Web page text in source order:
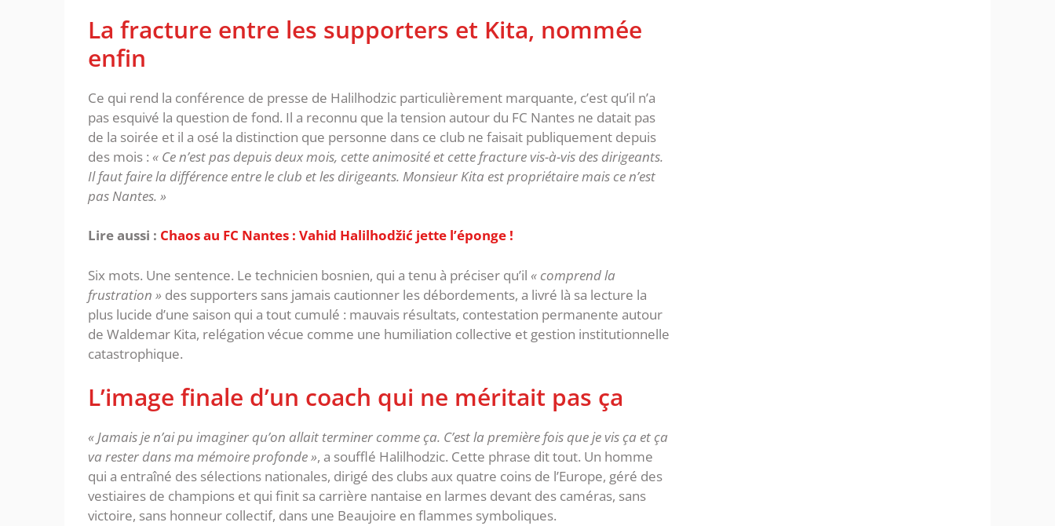
‎La fracture entre les supporters et Kita, nommée
enfin
‎Ce qui rend la conférence de presse de Halilhodzic particulièrement marquante, c’est qu’il n’a
pas esquivé la question de fond. Il a reconnu que la tension autour du FC Nantes ne datait pas
de la soirée et il a osé la distinction que personne dans ce club ne faisait publiquement depuis
des mois : « Ce n’est pas depuis deux mois, cette animosité et cette fracture vis-à-vis des dirigeants.
Il faut faire la différence entre le club et les dirigeants. Monsieur Kita est propriétaire mais ce n’est
pas Nantes. »
Lire aussi : ‎Chaos au FC Nantes : Vahid Halilhodžić jette l’éponge !
‎Six mots. Une sentence. Le technicien bosnien, qui a tenu à préciser qu’il « comprend la
frustration » des supporters sans jamais cautionner les débordements, a livré là sa lecture la
plus lucide d’une saison qui a tout cumulé : mauvais résultats, contestation permanente autour
de Waldemar Kita, relégation vécue comme une humiliation collective et gestion institutionnelle
catastrophique.
‎L’image finale d’un coach qui ne méritait pas ça
« Jamais je n’ai pu imaginer qu’on allait terminer comme ça. C’est la première fois que je vis ça et ça
va rester dans ma mémoire profonde », a soufflé Halilhodzic. Cette phrase dit tout. Un homme
qui a entraîné des sélections nationales, dirigé des clubs aux quatre coins de l’Europe, géré des
vestiaires de champions et qui finit sa carrière nantaise en larmes devant des caméras, sans
victoire, sans honneur collectif, dans une Beaujoire en flammes symboliques.